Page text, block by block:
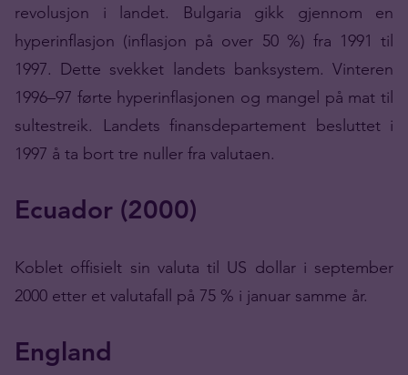
revolusjon i landet. Bulgaria gikk gjennom en
hyperinflasjon (inflasjon på over 50 %) fra 1991 til
1997. Dette svekket landets banksystem. Vinteren
1996–97 førte hyperinflasjonen og mangel på mat til
sultestreik. Landets finansdepartement besluttet i
1997 å ta bort tre nuller fra valutaen.
Ecuador (2000)
Koblet offisielt sin valuta til US dollar i september
2000 etter et valutafall på 75 % i januar samme år.
England